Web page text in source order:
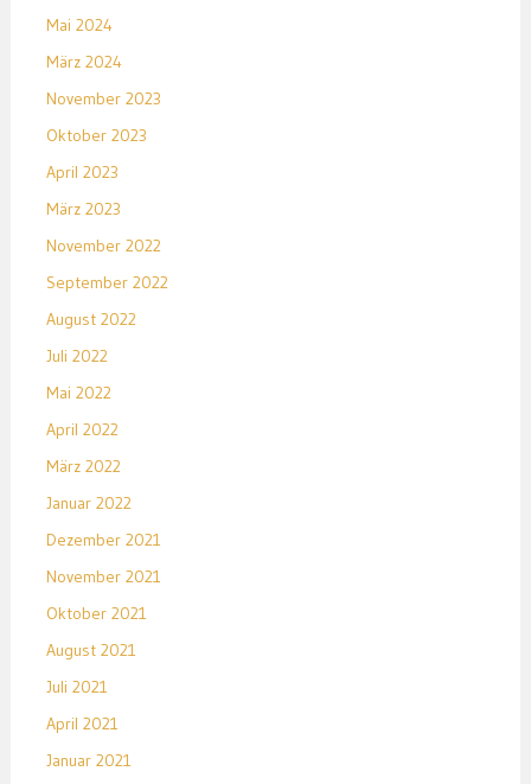
Mai 2024
März 2024
November 2023
Oktober 2023
April 2023
März 2023
November 2022
September 2022
August 2022
Juli 2022
Mai 2022
April 2022
März 2022
Januar 2022
Dezember 2021
November 2021
Oktober 2021
August 2021
Juli 2021
April 2021
Januar 2021